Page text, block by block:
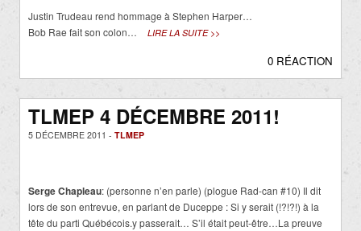
Justin Trudeau rend hommage à Stephen Harper…
Bob Rae fait son colon…
LIRE LA SUITE >>
0 RÉACTION
TLMEP 4 DÉCEMBRE 2011!
5 DÉCEMBRE 2011 - TLMEP
Serge Chapleau: (personne n’en parle) (plogue Rad-can #10) Il dit
lors de son entrevue, en parlant de Duceppe : Si y serait (!?!?!) à la
tête du parti Québécois.y passerait… S’il était peut-être…La preuve